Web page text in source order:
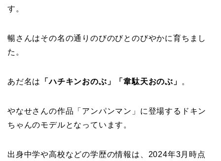
す。
暢さんはその名の通りのびのびとのびやかに育ちまし
た。
あだ名は 「ハチキンおのぶ」「韋駄天おのぶ」 。
やなせさんの作品「アンパンマン」に登場するドキン
ちゃんのモデルとなっています。
出身中学や高校などの学歴の情報は、2024年3月時点